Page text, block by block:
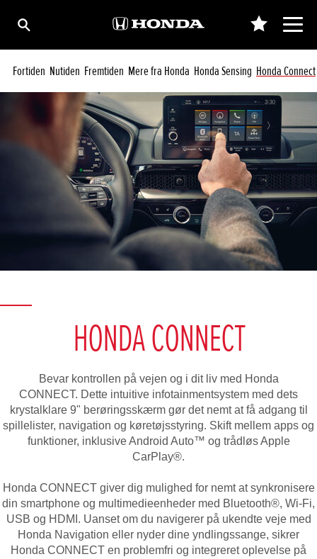
Fortiden Nutiden Fremtiden Mere fra Honda Honda Sensing Honda Connect
HONDA CONNECT
Bevar kontrollen på vejen og i dit liv med Honda
CONNECT. Dette intuitive infotainmentsystem med dets
krystalklare 9" berøringsskærm gør det nemt at få adgang til
spillelister, navigation og køretøjsstyring. Skift mellem apps og
funktioner, inklusive Android Auto™ og trådløs Apple
CarPlay®.
Honda CONNECT giver dig mulighed for nemt at synkronisere
din smartphone og multimedieenheder med Bluetooth®, Wi-Fi,
USB og HDMI. Uanset om du navigerer på ukendte veje med
Honda Navigation eller nyder dine yndlingssange, sikrer
Honda CONNECT en problemfri og integreret oplevelse på